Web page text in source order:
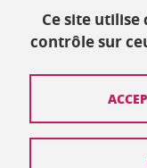
Publié le 17 décembre
Mis à jour le 17
Contact
Ce site utilise
contrôle sur